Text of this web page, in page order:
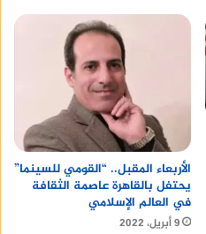
الأربعاء المقبل.. “القومي للسينما”
يحتفل بالقاهرة عاصمة الثقافة
في العالم الإسلامي
9 أبريل، 2022